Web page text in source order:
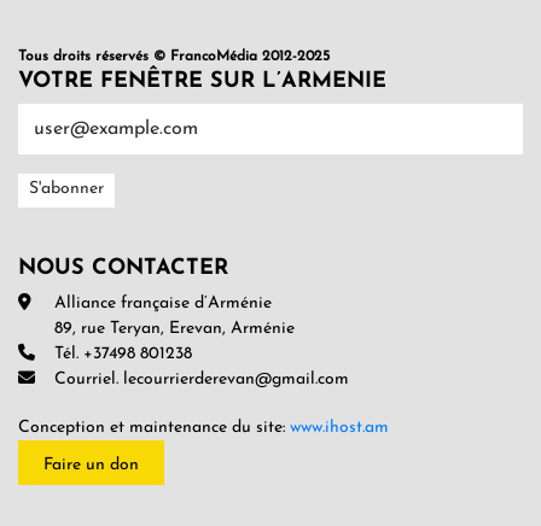
Tous droits réservés © FrancoMédia 2012-2025
VOTRE FENÊTRE SUR L’ARMENIE
NOUS CONTACTER
Alliance française d’Arménie
89, rue Teryan, Erevan, Arménie
Tél. +37498 801238
Courriel. lecourrierderevan@gmail.com
Conception et maintenance du site: www.ihost.am
Faire un don